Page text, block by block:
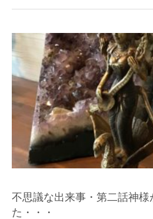
不思議な出来事・第二話神様
た・・・